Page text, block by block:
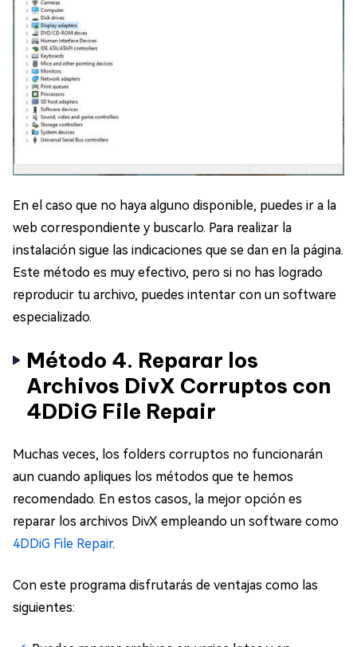
En el caso que no haya alguno disponible, puedes ir a la
web correspondiente y buscarlo. Para realizar la
instalación sigue las indicaciones que se dan en la página.
Este método es muy efectivo, pero si no has logrado
reproducir tu archivo, puedes intentar con un software
especializado.
Método 4. Reparar los
Archivos DivX Corruptos con
4DDiG File Repair
Muchas veces, los folders corruptos no funcionarán
aun cuando apliques los métodos que te hemos
recomendado. En estos casos, la mejor opción es
reparar los archivos DivX empleando un software como
4DDiG File Repair.
Con este programa disfrutarás de ventajas como las
siguientes: